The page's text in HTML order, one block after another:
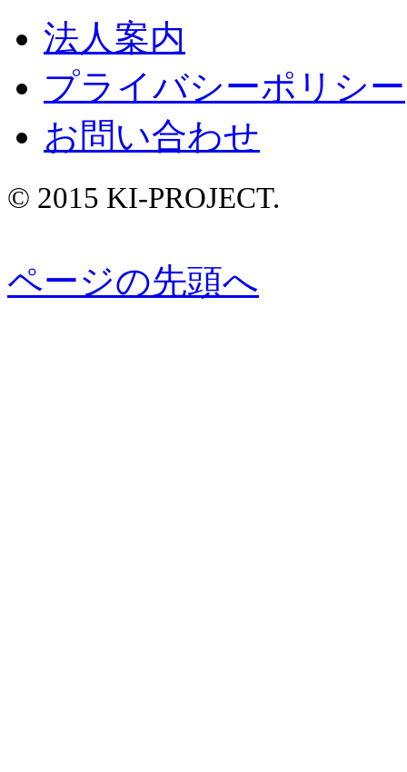
法人案内
プライバシーポリシー
お問い合わせ
© 2015 KI-PROJECT.
ページの先頭へ